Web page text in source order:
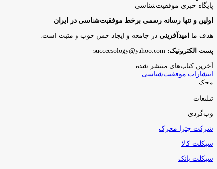
پایگاه‌ خبری موفقیت‌شناسی
اولین و تنها رسانه رسمی برخط موفقیت‌شناسی در ایران
هدف ما امیدآفرینی در جامعه و ایجاد حس خوب و مثبت است.
پست الکترونیک:
آخرین کتاب‌های منتشر شده
انتشارات موفقیت‌شناسی
محک
تبلیغات
وب‌گردی
شرکت چترا محرک
سیکلت کالا
سیکلت بانک